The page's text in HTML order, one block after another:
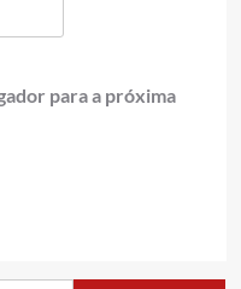
para a próxima